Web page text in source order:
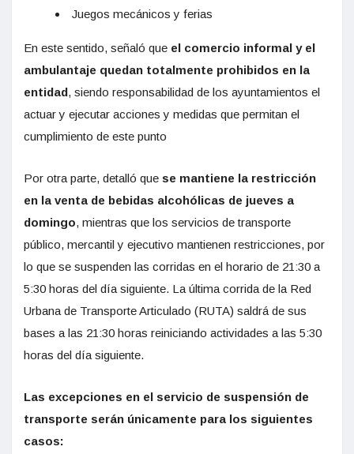
Juegos mecánicos y ferias
En este sentido, señaló que el comercio informal y el
ambulantaje quedan totalmente prohibidos en la
entidad, siendo responsabilidad de los ayuntamientos el
actuar y ejecutar acciones y medidas que permitan el
cumplimiento de este punto
Por otra parte, detalló que se mantiene la restricción
en la venta de bebidas alcohólicas de jueves a
domingo, mientras que los servicios de transporte
público, mercantil y ejecutivo mantienen restricciones, por
lo que se suspenden las corridas en el horario de 21:30 a
5:30 horas del día siguiente. La última corrida de la Red
Urbana de Transporte Articulado (RUTA) saldrá de sus
bases a las 21:30 horas reiniciando actividades a las 5:30
horas del día siguiente.
Las excepciones en el servicio de suspensión de
transporte serán únicamente para los siguientes
casos: